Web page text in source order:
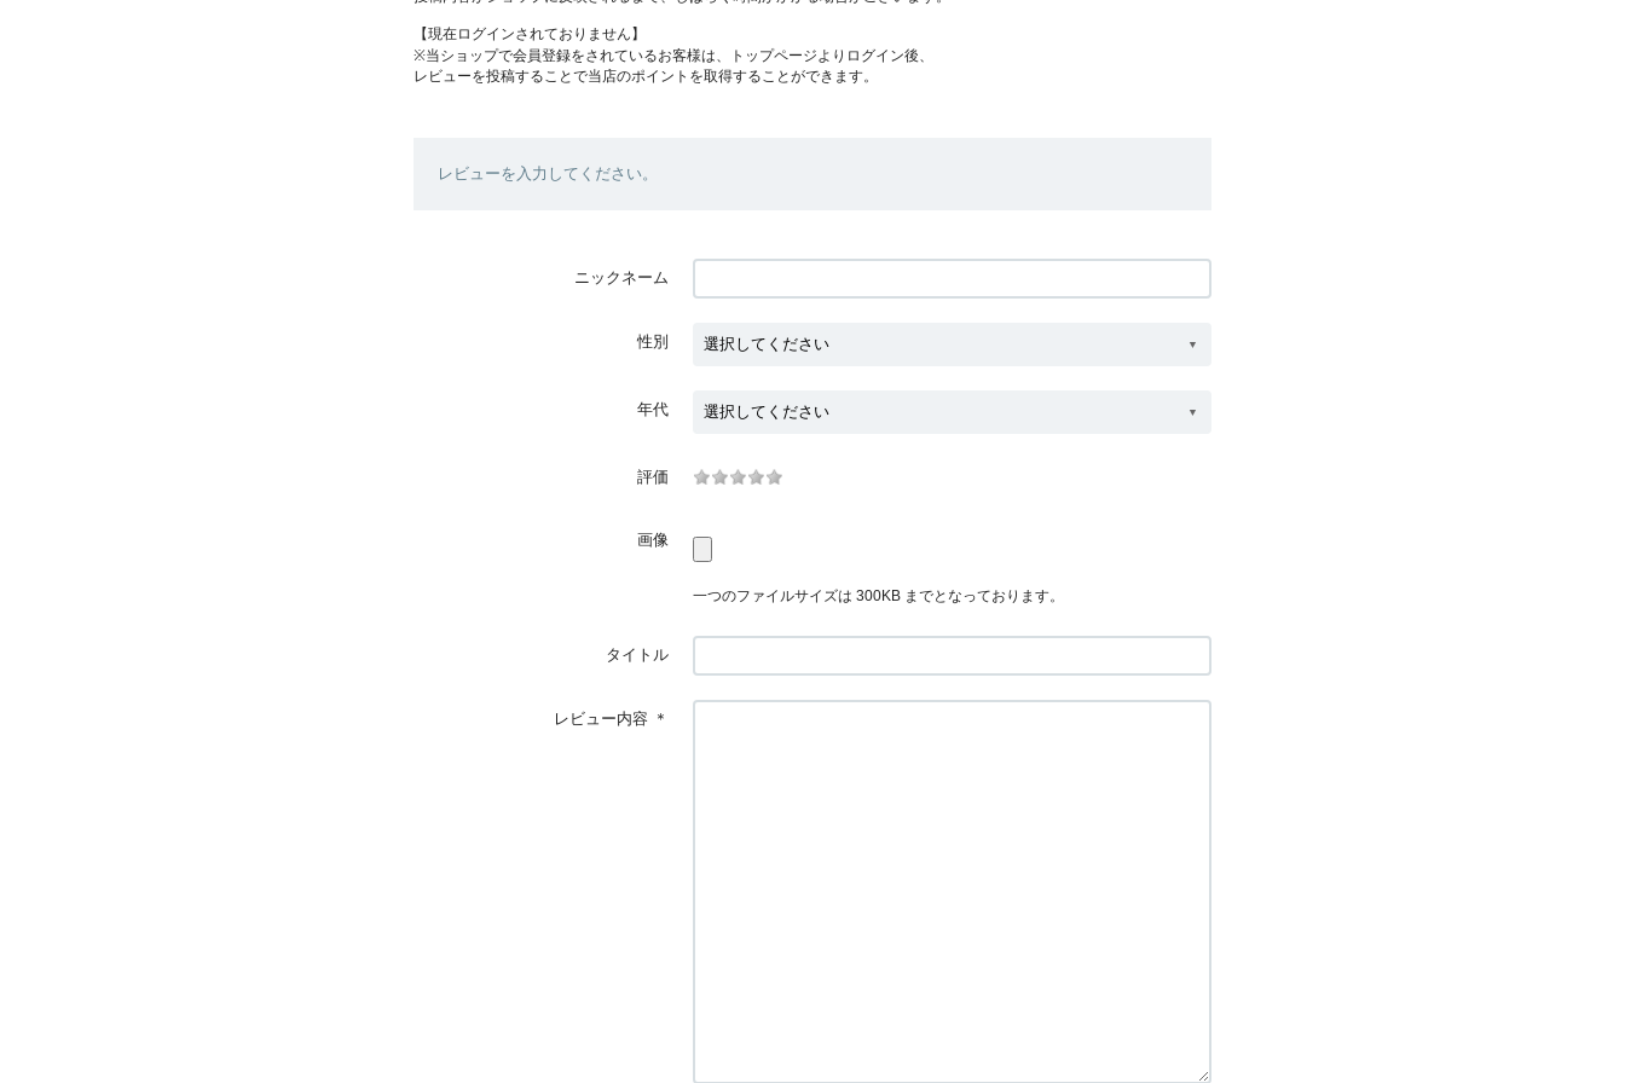
【現在ログインされておりません】
※当ショップで会員登録をされているお客様は、トップページよりログイン後、
レビューを投稿することで当店のポイントを取得することができます。
レビューを入力してください。
ニックネーム
性別
年代
評価
画像
一つのファイルサイズは 300KB までとなっております。
タイトル
レビュー内容 ＊